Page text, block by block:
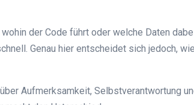
der Code führt oder welche Daten
Genau hier entscheidet sich jedoch,
Aufmerksamkeit, Selbstverantwortung